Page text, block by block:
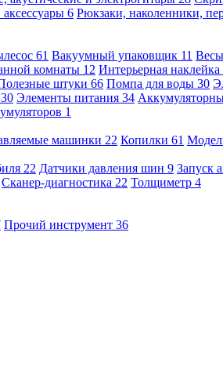
6 Рюкзаки, наколенники,
61 Вакуумный упаковщик 11 Весы
комнаты 12 Интерьерная наклейка
штуки 66 Помпа для воды 30
30 Элементы питания 34
1
машинки 22 Копилки 61
22 Датчики давления шин 9 Запуск
Сканер-диагностика 22 Толщиметр 4
Прочий инструмент 36